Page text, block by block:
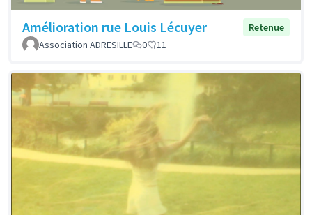
Amélioration rue Louis Lécuyer
Retenue
Association ADRESILLE
0 11